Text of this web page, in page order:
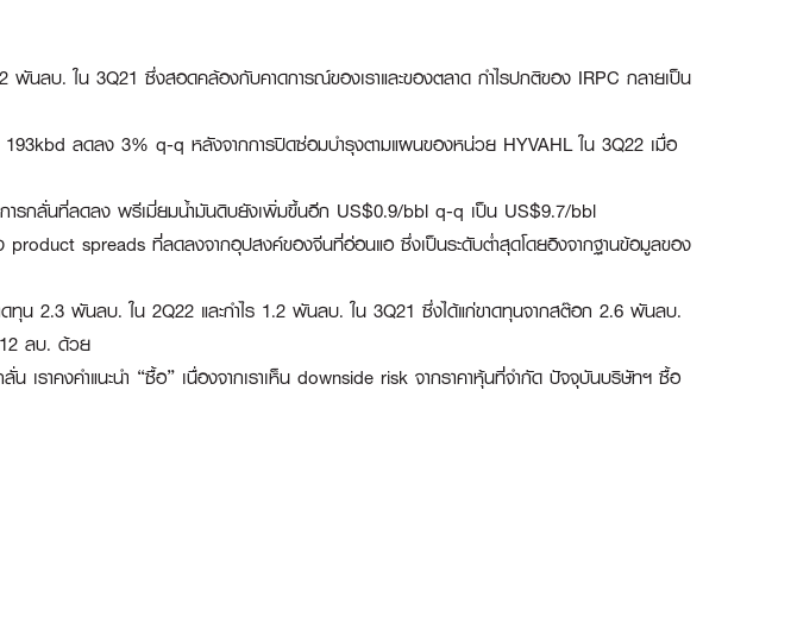
ลบ. ใน 3Q21 ซึ่งสอดคล้องกับคาดการณ์ของเราและของตลาด กำไรปกติของ IRPC กลายเป็น
ลดลง 3% q-q หลังจากการปิดซ่อมบำรุงตามแผนของหน่วย HYVAHL ใน 3Q22 เมื่อ
รกลั่นที่ลดลง พรีเมี่ยมน้ำมันดิบยังเพิ่มขึ้นอีก US$0.9/bbl q-q เป็น US$9.7/bbl
spreads ที่ลดลงจากอุปสงค์ของจีนที่อ่อนแอ ซึ่งเป็นระดับต่ำสุดโดยอิงจากฐานข้อมูลของ
ทุน 2.3 พันลบ. ใน 2Q22 และกำไร 1.2 พันลบ. ใน 3Q21 ซึ่งได้แก่ขาดทุนจากสต๊อก 2.6 พันลบ.
ลบ. ด้วย
เราคงคำแนะนำ “ซื้อ” เนื่องจากเราเห็น downside risk จากราคาหุ้นที่จำกัด ปัจจุบันบริษัทฯ ซื้อ